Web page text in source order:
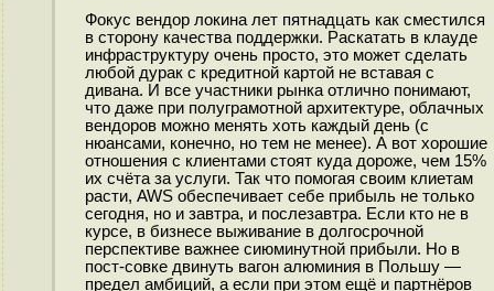
Фокус вендор локина лет пятнадцать как сместился
в сторону качества поддержки. Раскатать в клауде
инфраструктуру очень просто, это может сделать
любой дурак с кредитной картой не вставая с
дивана. И все участники рынка отлично понимают,
что даже при полуграмотной архитектуре, облачных
вендоров можно менять хоть каждый день (с
нюансами, конечно, но тем не менее). А вот хорошие
отношения с клиентами стоят куда дороже, чем 15%
их счёта за услуги. Так что помогая своим клиетам
расти, AWS обеспечивает себе прибыль не только
сегодня, но и завтра, и послезавтра. Если кто не в
курсе, в бизнесе выживание в долгосрочной
перспективе важнее сиюминутной прибыли. Но в
пост-совке двинуть вагон алюминия в Польшу —
предел амбиций, а если при этом ещё и партнёров